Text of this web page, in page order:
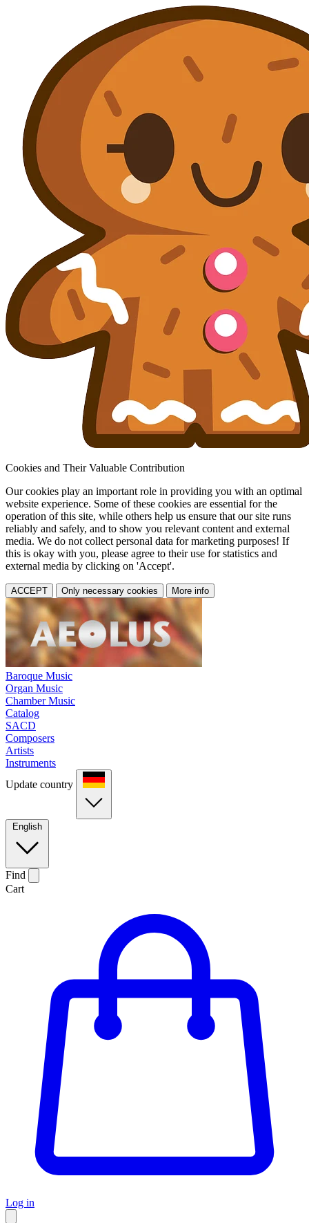
Cookies and Their Valuable Contribution
Our cookies play an important role in providing you with an optimal
website experience. Some of these cookies are essential for the
operation of this site, while others help us ensure that our site runs
reliably and safely, and to show you relevant content and external
media. We do not collect personal data for marketing purposes! If
this is okay with you, please agree to their use for statistics and
external media by clicking on 'Accept'.
ACCEPT Only necessary cookies More info
Baroque Music
Organ Music
Chamber Music
Catalog
SACD
Composers
Artists
Instruments
Update country
English
Find
Cart
Log in